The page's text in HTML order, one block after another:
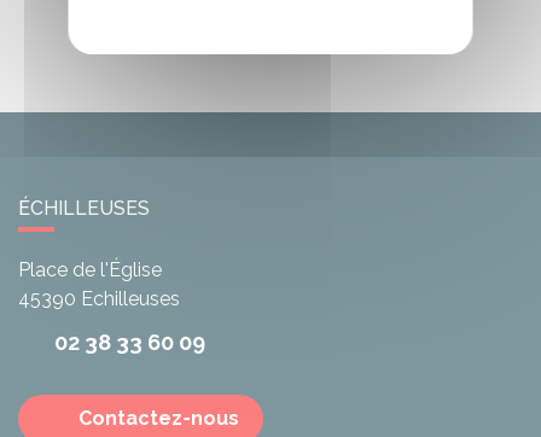
ÉCHILLEUSES
Place de l'Église
45390 Echilleuses
02 38 33 60 09
Contactez-nous